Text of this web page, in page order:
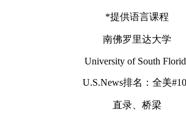
*提供语言课程
南佛罗里达大学
University of South
U.S.News排名：全美
直录、桥梁